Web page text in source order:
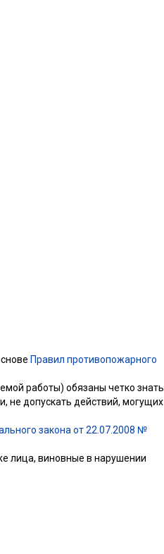
Правил противопожарного
работы) обязаны четко знать
не допускать действий, могущих
закона от 22.07.2008 №
лица, виновные в нарушении